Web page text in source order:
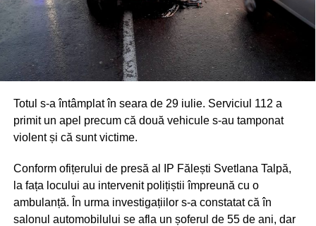
Totul s-a întâmplat în seara de 29 iulie. Serviciul 112 a
primit un apel precum că două vehicule s-au tamponat
violent și că sunt victime.
Conform ofițerului de presă al IP Fălești Svetlana Talpă,
la fața locului au intervenit polițiștii împreună cu o
ambulanță. În urma investigațiilor s-a constatat că în
salonul automobilului se afla un șoferul de 55 de ani, dar